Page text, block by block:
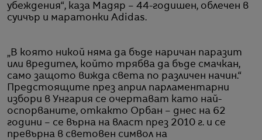
убеждения“, каза Мадяр – 44-годишен, облечен в
суичър и маратонки Adidas.
„В която никой няма да бъде наричан паразит
или вредител, който трябва да бъде смачкан,
само защото вижда света по различен начин.“
Предстоящите през април парламентарни
избори в Унгария се очертават като най-
оспорваните, откакто Орбан – днес на 62
години – се върна на власт през 2010 г. и се
превърна в световен символ на